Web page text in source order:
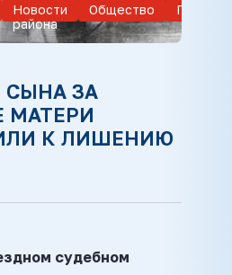
Новости
района
Общество
СЫНА ЗА
МАТЕРИ
К ЛИШЕНИЮ
судебном